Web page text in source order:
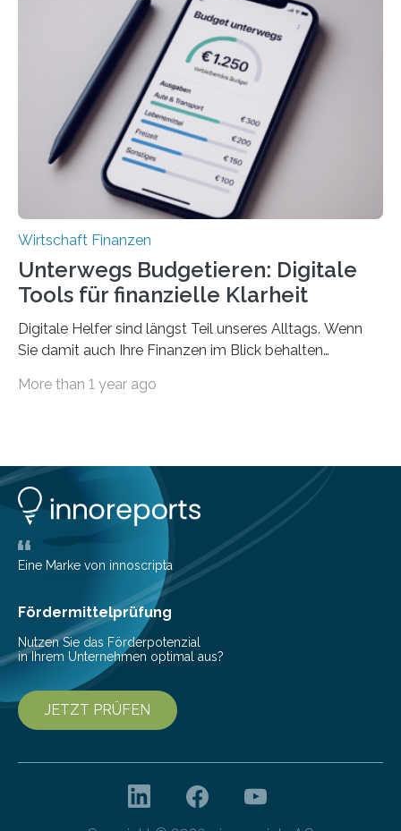
viele Beschäftigte ist deshalb das zumeist im Juni oder
Juli ausgezahlte Urlaubsgeld ein wichtiger Faktor, um
sich den wohlverdienten Jahresurlaub leisten zu
können. Allerdings erhält mit 44 Prozent noch nicht
einmal die Hälfte aller Beschäftigten in der
Privatwirtschaft Urlaubsgeld. Zu diesem…
Wirtschaft Finanzen
Unterwegs Budgetieren: Digitale
Tools für finanzielle Klarheit
Digitale Helfer sind längst Teil unseres Alltags. Wenn
Sie damit auch Ihre Finanzen im Blick behalten
die genau das ermöglichen: Sie helfen Ihnen, Ausgaben
Lösungen interessieren. 1. Multibanking-Tools: Alle
Konten auf einen Blick Viele Banken bieten bereits in
ihrem Online-Banking eine Multibanking-Funktion an,
mit der sich Konten bei anderen Banken…
More than 1 year ago
Eine Marke von innoscripta
Fördermittelprüfung
Nutzen Sie das Förderpotenzial
in Ihrem Unternehmen optimal aus?
JETZT PRÜFEN